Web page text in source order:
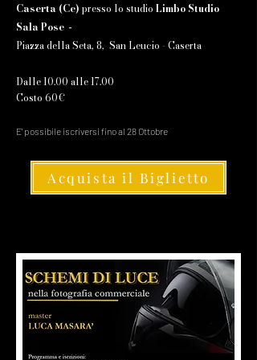
Caserta (Ce) presso lo studio Limbo Studio
Sala Pose -
Piazza della Seta, 8, San Leucio - Caserta
Dalle 10.00 alle 17.00
Costo 60€
E' possibile iscriversi fino al 28 Ottobre
Acquista il Biglietto